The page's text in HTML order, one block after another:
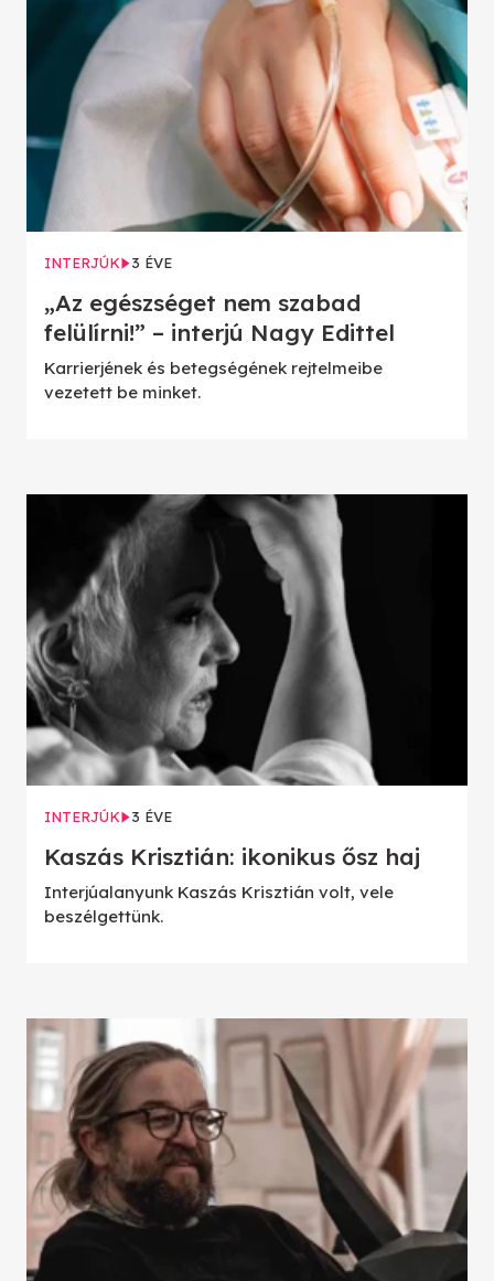
INTERJÚK 3 ÉVE
„Az egészséget nem szabad
felülírni!” – interjú Nagy Edittel
Karrierjének és betegségének rejtelmeibe
vezetett be minket.
INTERJÚK 3 ÉVE
Kaszás Krisztián: ikonikus ősz haj
Interjúalanyunk Kaszás Krisztián volt, vele
beszélgettünk.